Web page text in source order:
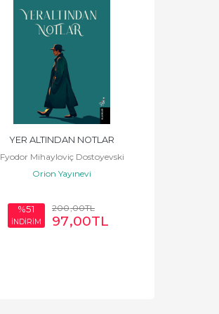
YER ALTINDAN NOTLAR
Fyodor Mihayloviç Dostoyevski
Orion Yayınevi
%51
İNDİRİM
200,00TL
97,00TL